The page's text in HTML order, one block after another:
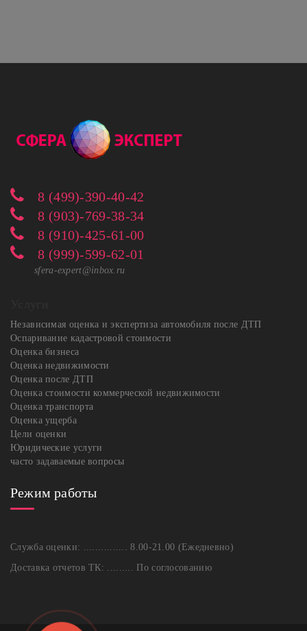
8 (499)-390-40-42
8 (903)-769-38-34
8 (910)-425-61-00
8 (999)-599-62-01
sfera-expert@inbox.ru
Независимая оценка и экспертиза автомобиля после ДТП
Оспаривание кадастровой стоимости
Оценка бизнеса
Оценка недвижимости
Оценка после ДТП
Оценка стоимости коммерческой недвижимости
Оценка транспорта
Оценка ущерба
Цели оценки
Юридические услуги
часто задаваемые вопросы
Режим работы
Служба оценки: ............... 8.00-21.00 (Ежедневно)
Доставка отчетов ТК: ......... По соглосованию